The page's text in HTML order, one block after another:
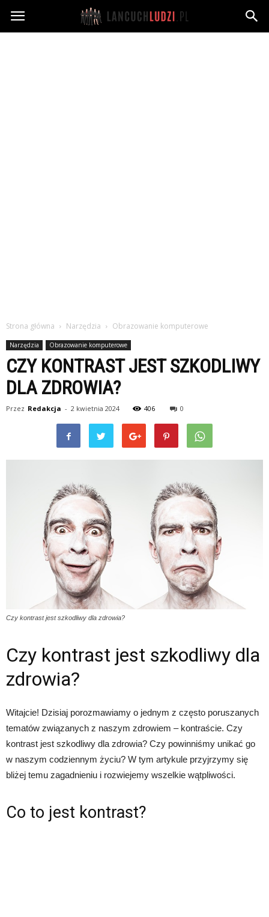
Lancuchludzi.pl
Strona główna Narzędzia Obrazowanie komputerowe
Narzędzia Obrazowanie komputerowe
CZY KONTRAST JEST SZKODLIWY
DLA ZDROWIA?
Przez Redakcja - 2 kwietnia 2024 406 0
Czy kontrast jest szkodliwy dla zdrowia?
Czy kontrast jest szkodliwy dla
zdrowia?
Witajcie! Dzisiaj porozmawiamy o jednym z często poruszanych
tematów związanych z naszym zdrowiem – kontraście. Czy
kontrast jest szkodliwy dla zdrowia? Czy powinniśmy unikać go
w naszym codziennym życiu? W tym artykule przyjrzymy się
bliżej temu zagadnieniu i rozwiejemy wszelkie wątpliwości.
Co to jest kontrast?